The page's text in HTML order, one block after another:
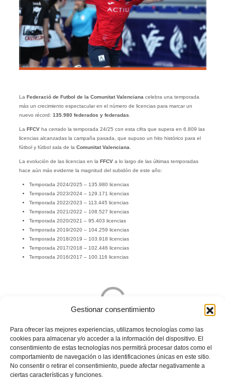
Gestionar consentimiento
Para ofrecer las mejores experiencias, utilizamos tecnologías como las
cookies para almacenar y/o acceder a la información del dispositivo. El
consentimiento de estas tecnologías nos permitirá procesar datos como el
comportamiento de navegación o las identificaciones únicas en este sitio.
No consentir o retirar el consentimiento, puede afectar negativamente a
ciertas características y funciones.
La Federació de Futbol de la Comunitat Valenciana celebra una temporada
más un crecimiento espectacular en el número de licencias para marcar un
nuevo récord: 135.980 federados y federadas
La FFCVha cerrado la temporada 24/25 con esta cifra que supera en 6.809 las
licencias alcanzadas la campaña pasada, que supuso un hito histórico para el
fútbol y fútbol sala de la Comunitat Valenciana
La evolución de las licencias en la FFCVa lo largo de las últimas temporadas
hace aún más evidente la magnitud del subidón de este año:
Temporada 2024/2025 – 135.980 licencias
Temporada 2023/2024 – 129.171 licencias
Temporada 2022/2023 – 113.445 licencias
Temporada 2021/2022 – 108.527 licencias
Temporada 2020/2021 – 95.403 licencias
Temporada 2019/2020 – 104.259 licencias
Temporada 2018/2019 – 103.918 licencias
Temporada 2017/2018 – 102.446 licencias
Temporada 2016/2017 – 100.116 licencias
Licencias totales 2023
Infogram
El sentido común, el éxito del programa Valenta
-con especial impulso al fútbol
sala-, la adaptabilidad y seriedad de las competiciones y la consolidación de